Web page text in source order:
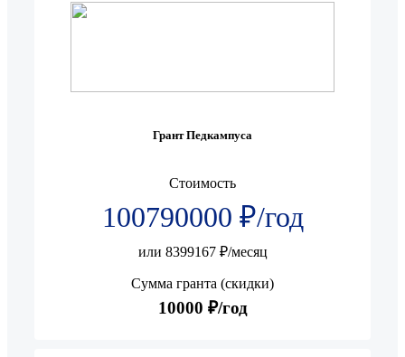
Грант Педкампуса
Стоимость
100790000 ₽/год
или 8399167 ₽/месяц
Сумма гранта (скидки)
10000 ₽/год